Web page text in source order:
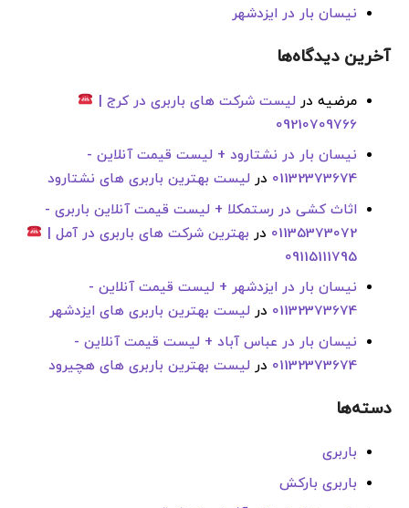
نیسان بار در ایزدشهر
آخرین دیدگاه‌ها
مرضیه درلیست شرکت های باربری در کرج |
09210709766
نیسان بار در نشتارود + لیست قیمت آنلاین -
01132373674 درلیست بهترین باربری های نشتارود
اثاث کشی در رستمکلا + لیست قیمت آنلاین باربری -
01135373072 در بهترین شرکت های باربری در آمل |
09115111795
نیسان بار در ایزدشهر + لیست قیمت آنلاین -
01132373674 درلیست بهترین باربری های ایزدشهر
نیسان بار در عباس آباد + لیست قیمت آنلاین -
01132373674 درلیست بهترین باربری های هچیرود
دسته‌ها
باربری
باربری بارکش